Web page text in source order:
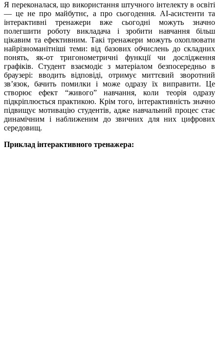
Я переконалася, що використання штучного інтелекту в освіті
— це не про майбутнє, а про сьогодення. AI-асистенти та
інтерактивні тренажери вже сьогодні можуть значно
полегшити роботу викладача і зробити навчання більш
цікавим та ефективним. Такі тренажери можуть охоплювати
найрізноманітніші теми: від базових обчислень до складних
понять, як-от тригонометричні функції чи дослідження
графіків. Студент взаємодіє з матеріалом безпосередньо в
браузері: вводить відповіді, отримує миттєвий зворотний
зв’язок, бачить помилки і може одразу їх виправити. Це
створює ефект “живого” навчання, коли теорія одразу
підкріплюється практикою. Крім того, інтерактивність значно
підвищує мотивацію студентів, адже навчальний процес стає
динамічним і наближеним до звичних для них цифрових
середовищ.
Приклад інтерактивного тренажера: